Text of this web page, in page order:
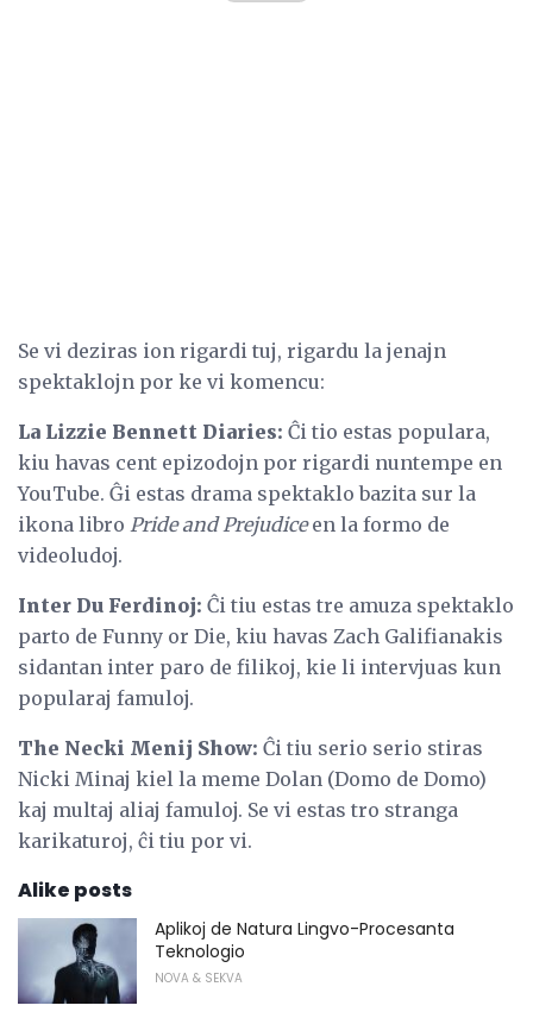
Se vi deziras ion rigardi tuj, rigardu la jenajn
spektaklojn por ke vi komencu:
La Lizzie Bennett Diaries: Ĉi tio estas populara,
kiu havas cent epizodojn por rigardi nuntempe en
YouTube. Ĝi estas drama spektaklo bazita sur la
ikona libro Pride and Prejudiceen la formo de
videoludoj.
Inter Du Ferdinoj: Ĉi tiu estas tre amuza spektaklo
parto de Funny or Die, kiu havas Zach Galifianakis
sidantan inter paro de filikoj, kie li intervjuas kun
popularaj famuloj.
The Necki Menij Show: Ĉi tiu serio serio stiras
Nicki Minaj kiel la meme Dolan (Domo de Domo)
kaj multaj aliaj famuloj. Se vi estas tro stranga
karikaturoj, ĉi tiu por vi.
Alike posts
Aplikoj de Natura Lingvo-Procesanta
Teknologio
NOVA & SEKVA